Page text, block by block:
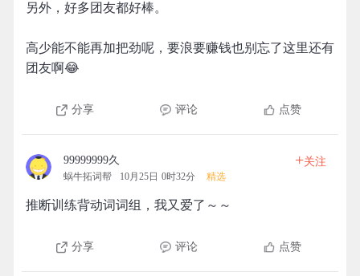
另外，好多团友都好棒。
高少能不能再加把劲呢，要浪要赚钱也别忘了这里还有
团友啊😂
分享 评论 点赞
99999999久
蜗牛拓词帮 10月25日 0时32分 精选
+关注
推断训练背动词词组，我又爱了～～
分享 评论 点赞